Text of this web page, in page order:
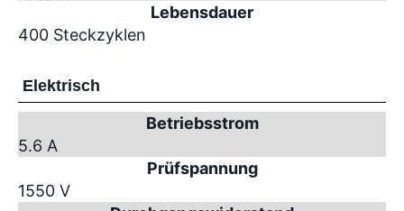
Lebensdauer
400 Steckzyklen
Elektrisch
Betriebsstrom
5.6 A
Prüfspannung
1550 V